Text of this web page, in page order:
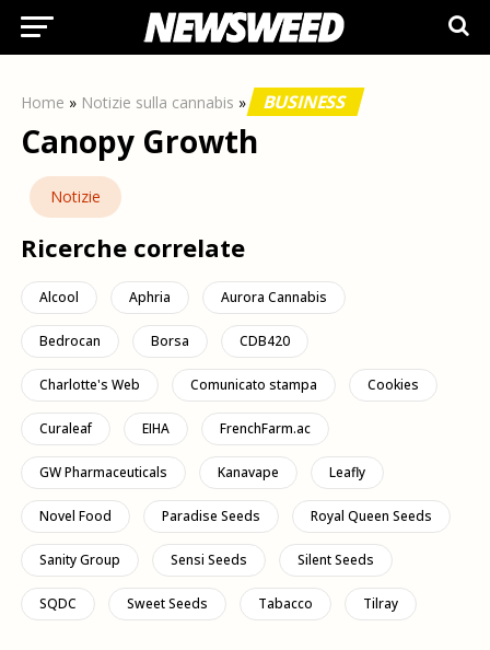
Home » Notizie sulla cannabis » BUSINESS
Canopy Growth
Notizie
Ricerche correlate
Alcool Aphria Aurora Cannabis
Bedrocan Borsa CDB420
Charlotte's Web Comunicato stampa Cookies
Curaleaf EIHA FrenchFarm.ac
GW Pharmaceuticals Kanavape Leafly
Novel Food Paradise Seeds Royal Queen Seeds
Sanity Group Sensi Seeds Silent Seeds
SQDC Sweet Seeds Tabacco Tilray